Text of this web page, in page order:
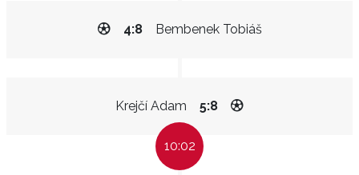
Bembenek Tobiáš
4:8
Krejčí Adam 5:8
10:02